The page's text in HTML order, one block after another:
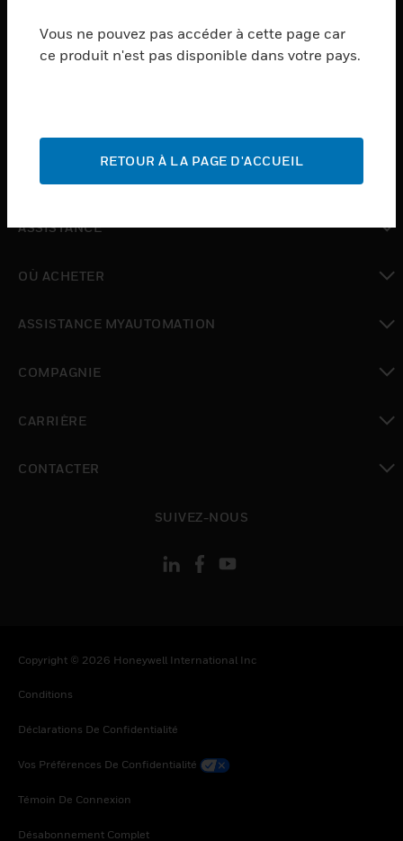
PRODUCTS
toggle view
INDUSTRIES
ASSISTANCE
OÙ ACHETER
ASSISTANCE MYAUTOMATION
COMPAGNIE
CARRIÈRE
CONTACTER
SUIVEZ-NOUS
Copyright © 2026 Honeywell International Inc
Conditions
Déclarations De Confidentialité
Vos Préférences De Confidentialité
Témoin De Connexion
Désabonnement Complet
Vous ne pouvez pas accéder à cette page car
ce produit n'est pas disponible dans votre pays.
RETOUR À LA PAGE D'ACCUEIL